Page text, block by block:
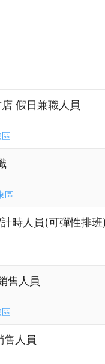
假日兼職人員
區
區
時人員(可彈性排班)
售人員
區
售人員